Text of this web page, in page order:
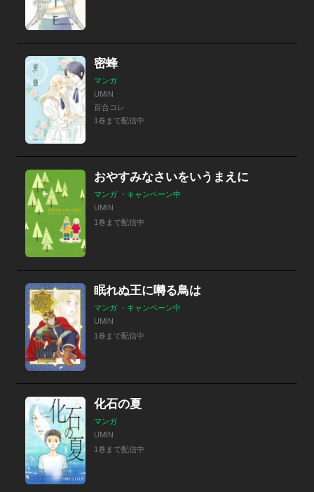
密蜂
マンガ
UMIN
百合コレ
1巻まで配信中
おやすみなさいをいうまえに
マンガ ・キャンペーン中
UMIN
1巻まで配信中
眠れぬ王に囀る鳥は
マンガ ・キャンペーン中
UMIN
1巻まで配信中
化石の夏
マンガ
UMIN
1巻まで配信中